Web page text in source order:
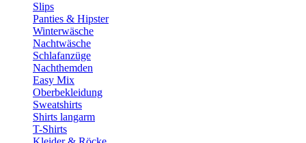
Slips
Panties & Hipster
Winterwäsche
Nachtwäsche
Schlafanzüge
Nachthemden
Easy Mix
Oberbekleidung
Sweatshirts
Shirts langarm
T-Shirts